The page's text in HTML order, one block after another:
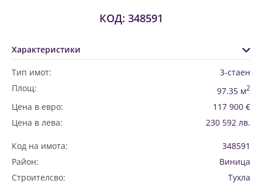
КОД: 348591
Характеристики
Тип имот:
3-стаен
Площ:
97.35 м2
Цена в евро:
117 900 €
Цена в лева:
230 592 лв.
Код на имота:
348591
Район:
Виница
Строителсво:
Тухла